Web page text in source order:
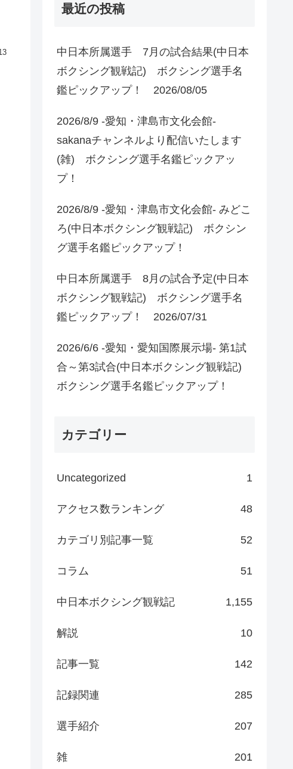
最近の投稿
中日本所属選手 7月の試合結果(中日本
ボクシング観戦記) ボクシング選手名
鑑ピックアップ！ 2026/08/05
2026/8/9 -愛知・津島市文化会館-
sakanaチャンネルより配信いたします
(雑) ボクシング選手名鑑ピックアッ
プ！
2026/8/9 -愛知・津島市文化会館- みどこ
ろ(中日本ボクシング観戦記) ボクシン
グ選手名鑑ピックアップ！
中日本所属選手 8月の試合予定(中日本
ボクシング観戦記) ボクシング選手名
鑑ピックアップ！ 2026/07/31
2026/6/6 -愛知・愛知国際展示場- 第1試
合～第3試合(中日本ボクシング観戦記)
ボクシング選手名鑑ピックアップ！
カテゴリー
Uncategorized 1
アクセス数ランキング 48
カテゴリ別記事一覧 52
コラム 51
中日本ボクシング観戦記 1,155
解説 10
記事一覧 142
記録関連 285
選手紹介 207
雑 201